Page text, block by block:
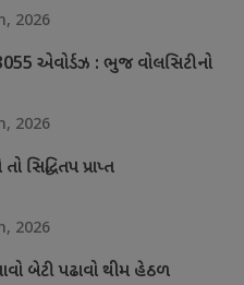
2026
3055 એવોર્ડઝ : ભુજ વોલસિટીનો
2026
સિદ્ધિતપ પ્રાપ્ત
2026
બેટી પઢાવો થીમ હેઠળ